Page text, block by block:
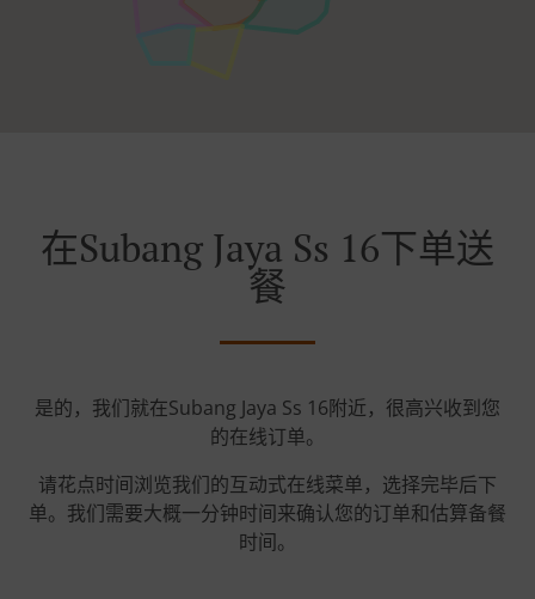
在Subang Jaya Ss 16下单送
餐
是的，我们就在Subang Jaya Ss 16附近，很高兴收到您
的在线订单。
请花点时间浏览我们的互动式在线菜单，选择完毕后下
单。我们需要大概一分钟时间来确认您的订单和估算备餐
时间。